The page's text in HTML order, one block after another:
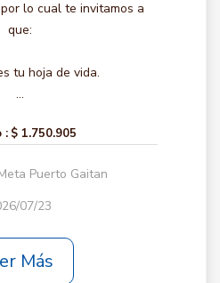
lo cual te invitamos a
que:
tu hoja de vida.
...
: $ 1.750.905
Puerto Gaitan
07/23
Más